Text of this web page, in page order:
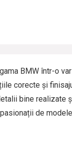
BMW într-o
corecte și
bine realizate
de